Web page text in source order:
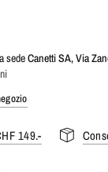
sedeCanetti SA, Via
149.-